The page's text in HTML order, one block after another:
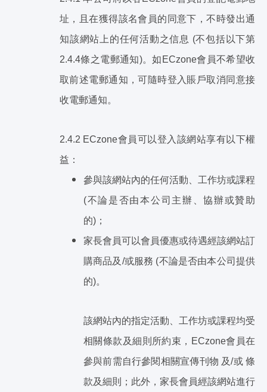
址，且在獲得該名會員的同意下，不時發出通
知該網站上的任何活動之信息 (不包括以下第
2.4.4條之電郵通知)。如ECzone會員不希望收
取前述電郵通知，可隨時登入賬戶取消同意接
收電郵通知。
2.4.2 ECzone會員可以登入該網站享有以下權
益：
參與該網站內的任何活動、工作坊或課程
(不論是否由本公司主辦、協辦或贊助
的)；
家長會員可以會員優惠或待遇經該網站訂
購商品及/或服務 (不論是否由本公司提供
的)。
該網站內的指定活動、工作坊或課程均受
相關條款及細則所約束，ECzone會員在
參與前需自行參閱相關宣傳刊物 及/或 條
款及細則；此外，家長會員經該網站進行